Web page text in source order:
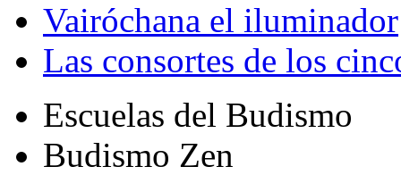
Vairóchana el iluminador
Las consortes de los
Escuelas del Budismo
Budismo Zen